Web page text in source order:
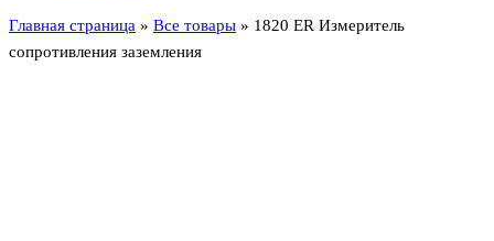
Главная страница » Все товары » 1820 ER Измеритель
сопротивления заземления